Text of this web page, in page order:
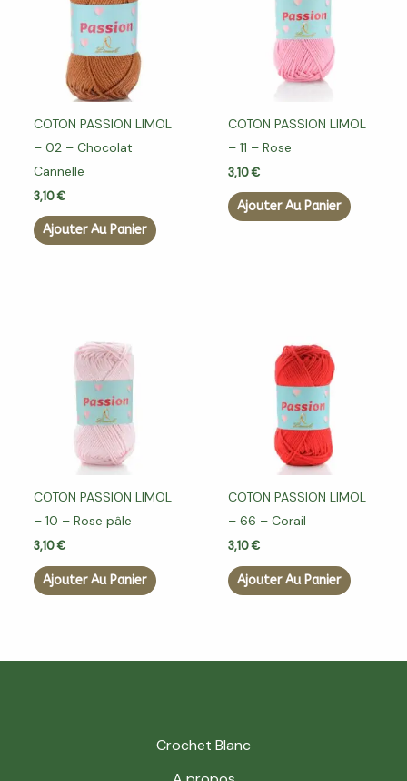
COTON PASSION LIMOL
– 02 – Chocolat
Cannelle
3,10€
Ajouter Au Panier
COTON PASSION LIMOL
– 11 – Rose
3,10€
Ajouter Au Panier
COTON PASSION LIMOL
– 10 – Rose pâle
3,10€
Ajouter Au Panier
COTON PASSION LIMOL
– 66 – Corail
3,10€
Ajouter Au Panier
Crochet Blanc